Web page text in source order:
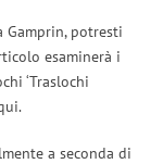
Gamprin, potresti
esaminerà i
‘Traslochi
a seconda di